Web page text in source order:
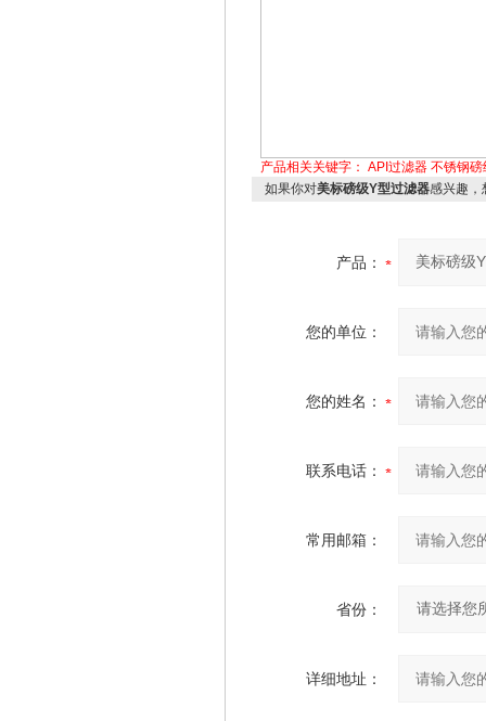
产品相关关键字： API过滤器 不锈钢磅
如果你对美标磅级Y型过滤器感兴趣，
产品：
您的单位：
您的姓名：
联系电话：
常用邮箱：
省份：
详细地址：